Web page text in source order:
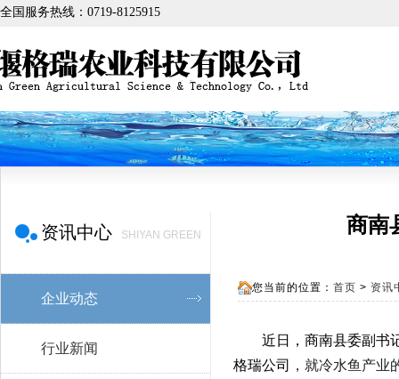
全国服务热线：0719-8125915
资讯中心 SHIYAN GREEN
企业动态
行业新闻
商南
您当前的位置： 首页 > 资讯
近日，商南县委副书
格瑞公司
，就冷水鱼产